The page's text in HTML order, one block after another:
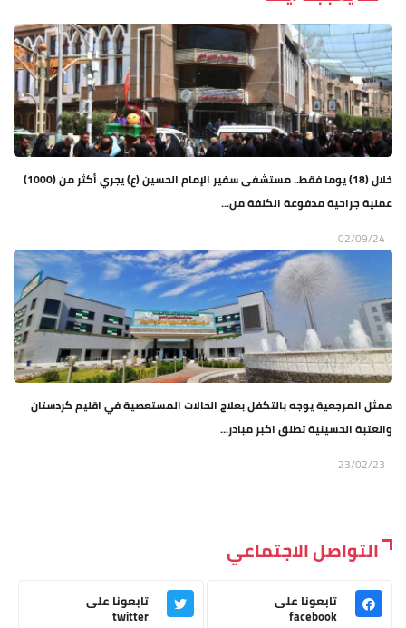
خلال (18) يوما فقط.. مستشفى سفير الإمام الحسين (ع) يجري أكثر من (1000)
عملية جراحية مدفوعة الكلفة من...
02/09/24
ممثل المرجعية يوجه بالتكفل بعلاج الحالات المستعصية في اقليم كردستان
والعتبة الحسينية تطلق اكبر مبادر...
23/02/23
التواصل الاجتماعي
تابعونا على
facebook
تابعونا على
twitter